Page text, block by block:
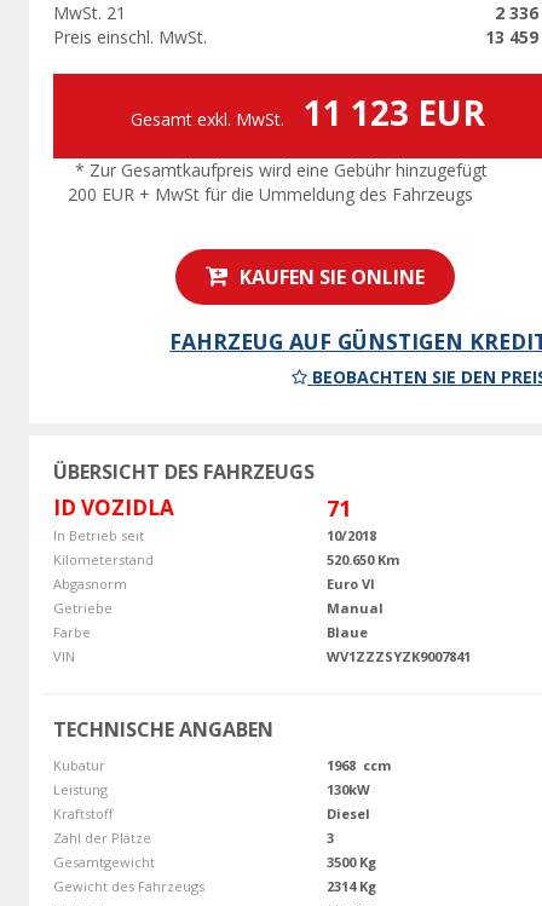
MwSt. 21
2 336
Preis einschl. MwSt.
13 459
Gesamt exkl. MwSt. 11 123 EUR
* Zur Gesamtkaufpreis wird eine Gebühr hinzugefügt
200 EUR + MwSt für die Ummeldung des Fahrzeugs
KAUFEN SIE ONLINE
FAHRZEUG AUF GÜNSTIGEN
BEOBACHTEN SIE DEN
ÜBERSICHT DES FAHRZEUGS
ID VOZIDLA 71
In Betrieb seit
10/2018
Kilometerstand
520.650 Km
Abgasnorm
Euro VI
Getriebe
Manual
Farbe
Blaue
VIN
WV1ZZZSYZK9007841
TECHNISCHE ANGABEN
Kubatur
1968 ccm
Leistung
130kW
Kraftstoff
Diesel
Zahl der Plätze
3
Gesamtgewicht
3500 Kg
Gewicht des Fahrzeugs
2314 Kg